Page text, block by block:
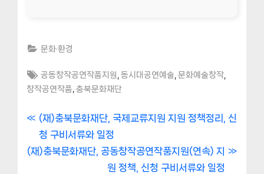
문화·환경
Tags:
공동창작공연작품지원 ,동시대공연예술 ,문화예술창작
창작공연작품 충북문화재단
글
내
P
r
e
(재)충북문화재단, 국제교류지원 지원 정책정리, 신
청 구비서류와 일정
N
(재)충북문화재단, 공동창작공연작품지원(연속) 지
원 정책, 신청 구비서류와 일정